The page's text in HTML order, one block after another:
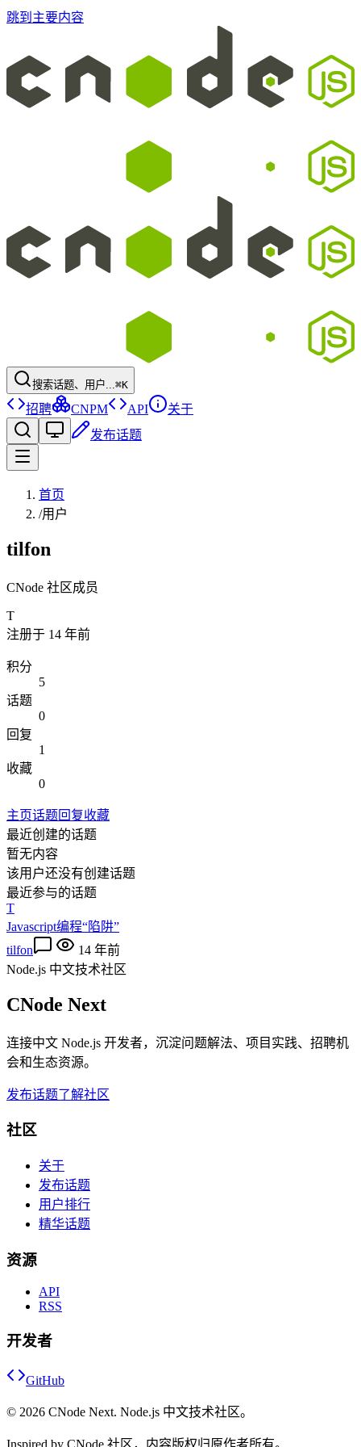
跳到主要内容
搜索话题、用户...⌘K
招聘 CNPM API
关于
发布话题
首页
/用户
tilfon
CNode 社区成员
T
注册于 14 年前
积分
5
话题
0
回复
1
收藏
0
主页话题回复收藏
最近创建的话题
暂无内容
该用户还没有创建话题
最近参与的话题
T
Javascript编程“陷阱”
tilfon
14 年前
Node.js 中文技术社区
CNode Next
连接中文 Node.js 开发者，沉淀问题解法、项目实践、招聘机
会和生态资源。
发布话题了解社区
社区
关于
发布话题
用户排行
精华话题
资源
API
RSS
开发者
GitHub
© 2026 CNode Next. Node.js 中文技术社区。
Inspired by CNode 社区，内容版权归原作者所有。